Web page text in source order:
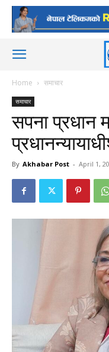
Home समाचार
समाचार
सपना प्रधान
By Akhabar Post - April 1,